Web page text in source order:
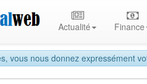
vous nous donnez expressément
Actualité Finance